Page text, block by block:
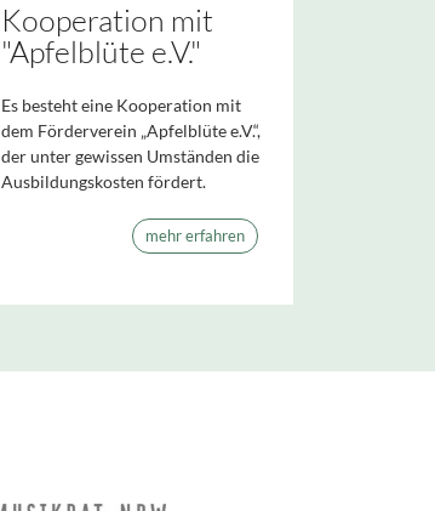
Kooperation mit
"Apfelblüte e.V."
Es besteht eine Kooperation mit
dem Förderverein „Apfelblüte e.V.“,
der unter gewissen Umständen die
Ausbildungskosten fördert.
mehr erfahren